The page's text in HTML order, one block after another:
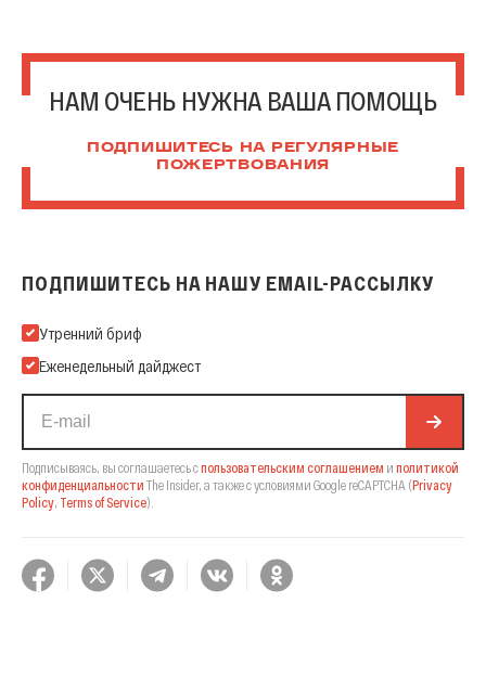
НАМ ОЧЕНЬ НУЖНА ВАША ПОМОЩЬ
ПОДПИШИТЕСЬ НА РЕГУЛЯРНЫЕ
ПОЖЕРТВОВАНИЯ
ПОДПИШИТЕСЬ НА НАШУ EMAIL-РАССЫЛКУ
Подпишитесь на нашу Email-рассылку
Утренний бриф
Еженедельный дайджест
Подписываясь, вы соглашаетесь спользовательским соглашением и политикой
конфиденциальности The Insider, а также с условиями Google reCAPTCHA (Privacy
Policy, Terms of Service).